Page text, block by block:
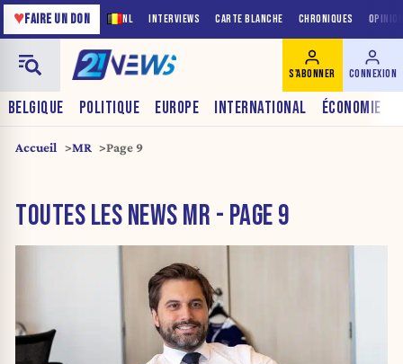
NL INTERVIEWS CARTE BLANCHE CHRONIQUES
♥FAIRE UN DON
BELGIQUE POLITIQUE EUROPE INTERNATIONAL ÉCONOMIE
S'ABONNER CONNEXION
Accueil MR Page 9
TOUTES LES NEWS MR - PAGE 9